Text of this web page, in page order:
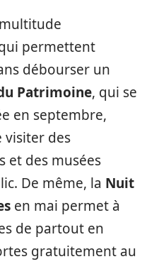
permettent
débourser un
Patrimoine, qui se
en septembre,
visiter des
et des musées
De même, la Nuit
en mai permet à
de partout en
gratuitement au